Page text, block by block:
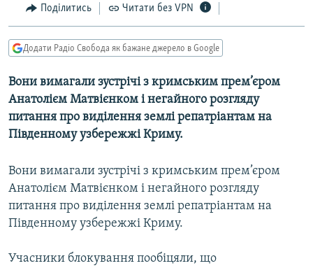
пошукуКУЛЬТУРА
СПОРТ
СВІТ
КРИМ.РЕАЛІЇ
ТИ ЯК?
КИТАЙ.ВИКЛИКИ
МУЛЬТИМЕДІА
ФОТО
СПЕЦПРОЄКТИ
ПОДКАСТИ
КРИМ РЕАЛІЇ
Поділитись Читати без VPN
Додати Радіо Свобода як бажане джерело в Google
Вони вимагали зустрічі з кримським прем’єром
Анатолієм Матвієнком і негайного розгляду
питання про виділення землі репатріантам на
Південному узбережжі Криму.
Вони вимагали зустрічі з кримським прем’єром
Анатолієм Матвієнком і негайного розгляду
питання про виділення землі репатріантам на
Південному узбережжі Криму.
Учасники блокування пообіцяли, що